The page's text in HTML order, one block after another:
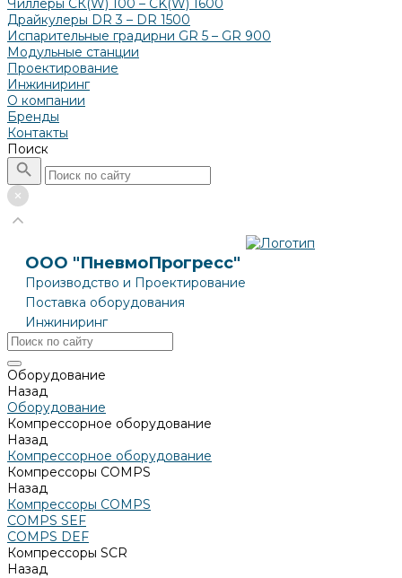
Чиллеры СК(W) 100 – CK(W) 1600
Драйкулеры DR 3 – DR 1500
Испарительные градирни GR 5 – GR 900
Модульные станции
Проектирование
Инжиниринг
О компании
Бренды
Контакты
Поиск
ООО "ПневмоПрогресс"
Производство и Проектирование
Поставка оборудования
Инжиниринг
Оборудование
Назад
Оборудование
Компрессорное оборудование
Назад
Компрессорное оборудование
Компрессоры COMPS
Назад
Компрессоры COMPS
COMPS SEF
COMPS DEF
Компрессоры SCR
Назад